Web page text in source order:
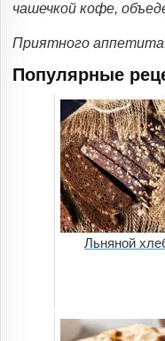
чашечкой кофе,
Приятного
Популярные
Льняной